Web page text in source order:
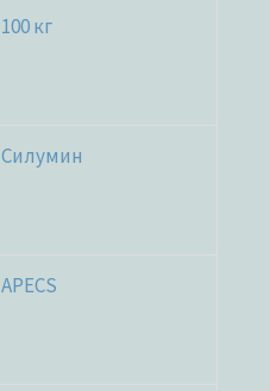
100 кг
Силумин
APECS